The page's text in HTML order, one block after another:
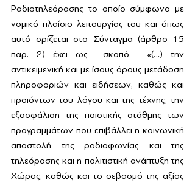
Ραδιοτηλεόρασης το οποίο σύμφωνα με
νομικό πλαίσιο λειτουργίας του και όπως
αυτό ορίζεται στο Σύνταγμα (άρθρο 15
παρ. 2) έχει ως  σκοπό:  «(…) την
αντικειμενική και με ίσους όρους μετάδοση
πληροφοριών και ειδήσεων, καθώς και
προϊόντων του λόγου και της τέχνης, την
εξασφάλιση της ποιοτικής στάθμης των
προγραμμάτων που επιβάλλει η κοινωνική
αποστολή της ραδιοφωνίας και της
τηλεόρασης και η πολιτιστική ανάπτυξη της
Χώρας, καθώς και το σεβασμό της αξίας